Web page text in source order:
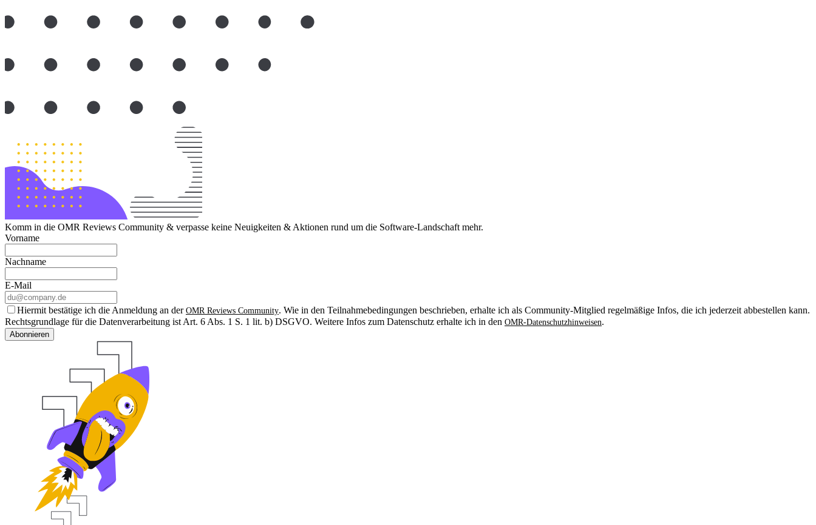
Komm in die OMR Reviews Community & verpasse keine Neuigkeiten & Aktionen rund um die Software-Landschaft mehr.
Vorname
Nachname
E-Mail
Hiermit bestätige ich die Anmeldung an der OMR Reviews Community. Wie in den Teilnahmebedingungen beschrieben, erhalte ich als Community-Mitglied regelmäßige Infos, die ich jederzeit abbestellen kann.
Rechtsgrundlage für die Datenverarbeitung ist Art. 6 Abs. 1 S. 1 lit. b) DSGVO. Weitere Infos zum Datenschutz erhalte ich in den OMR-Datenschutzhinweisen.
Abonnieren